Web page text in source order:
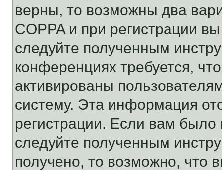
верны, то возможны два
COPPA и при регистрации
следуйте полученным
конференциях требуется,
активированы
систему. Эта информация
регистрации. Если вам
следуйте полученным
получено, то возможно, что